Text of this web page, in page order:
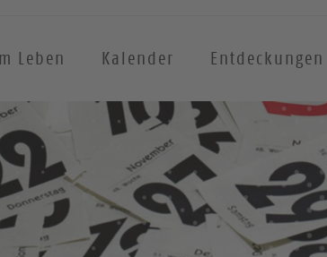
Leben Kalender Entdeckungen